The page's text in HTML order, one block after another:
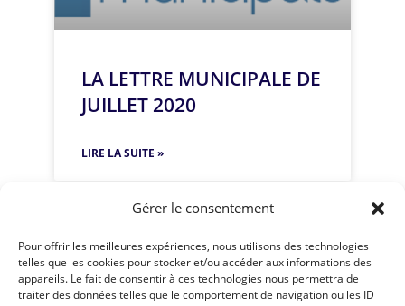
Gérer le consentement
Pour offrir les meilleures expériences, nous utilisons des technologies
telles que les cookies pour stocker et/ou accéder aux informations des
appareils. Le fait de consentir à ces technologies nous permettra de
traiter des données telles que le comportement de navigation ou les ID
LA LETTRE MUNICIPALE DE
JUILLET 2020
LIRE LA SUITE »